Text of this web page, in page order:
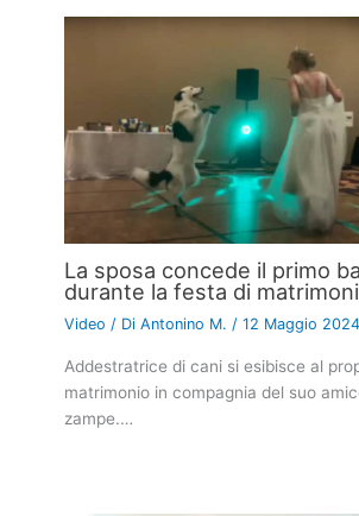
La sposa concede il primo
durante la festa di
Video / DiAntonino M./12 Maggio 2024
Addestratrice di cani si esibisce al
matrimonio in compagnia del suo
zampe.…